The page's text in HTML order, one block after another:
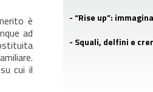
è
ad
cui il